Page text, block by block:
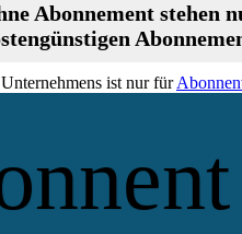
Abonnement stehen
ist nur für